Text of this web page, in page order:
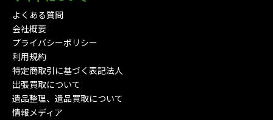
よくある質問
会社概要
プライバシーポリシー
利用規約
特定商取引に基づく表記法人
出張買取について
遺品整理、遺品買取について
情報メディア